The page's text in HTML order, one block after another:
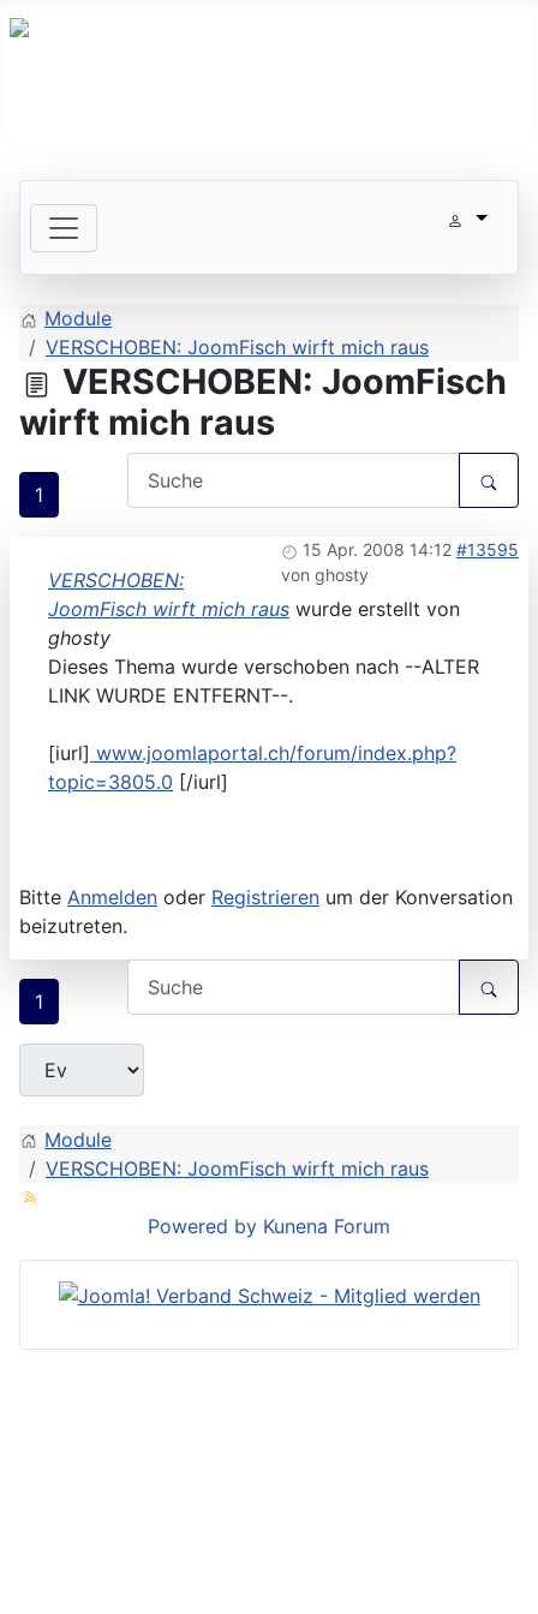
Module
VERSCHOBEN: JoomFisch wirft mich raus
VERSCHOBEN: JoomFisch
wirft mich raus
1
15 Apr. 2008 14:12 #13595
von ghosty
VERSCHOBEN:
JoomFisch wirft mich raus wurde erstellt von
ghosty
Dieses Thema wurde verschoben nach --ALTER
LINK WURDE ENTFERNT--.
[iurl] www.joomlaportal.ch/forum/index.php?
topic=3805.0 [/iurl]
Bitte Anmelden oder Registrieren um der Konversation
beizutreten.
1
Module
VERSCHOBEN: JoomFisch wirft mich raus
Powered by Kunena Forum